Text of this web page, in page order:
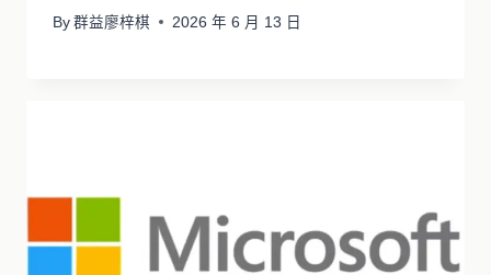
By 群益廖梓棋 2026 年 6 月 13 日